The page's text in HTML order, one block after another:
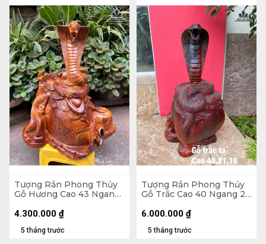
Tượng Rắn Phong Thủy
Gỗ Hương Cao 43 Ngang
5 tháng trước
4.300.000 ₫
Tượng Rắn Phong Thủy
Gỗ Trắc Cao 40 Ngang 21
5 tháng trước
6.000.000 ₫